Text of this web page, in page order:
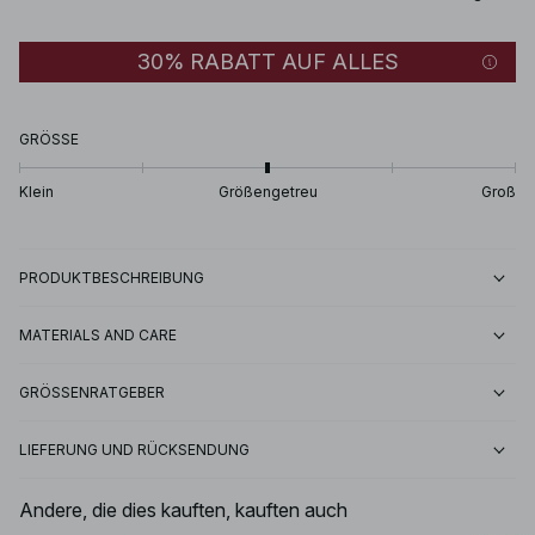
30% RABATT AUF ALLES
GRÖSSE
Klein Größengetreu Groß
PRODUKTBESCHREIBUNG
MATERIALS AND CARE
GRÖSSENRATGEBER
LIEFERUNG UND RÜCKSENDUNG
Andere, die dies kauften, kauften auch